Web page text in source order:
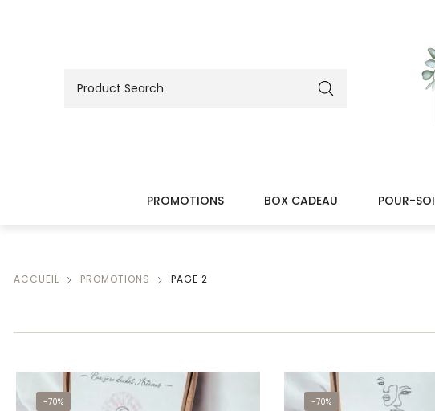
PROMOTIONS BOX CADEAU POUR-SOI
ACCUEIL PROMOTIONS PAGE 2
-70% -70%